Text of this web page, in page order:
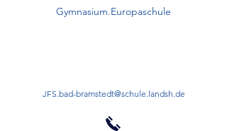
Gymnasium.Europaschule
JFS.bad-bramstedt@schule.landsh.de